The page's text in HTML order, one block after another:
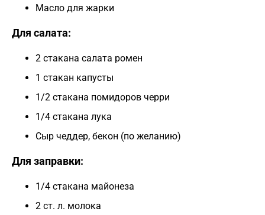
Масло для жарки
Для салата:
2 стакана салата ромен
1 стакан капусты
1/2 стакана помидоров черри
1/4 стакана лука
Сыр чеддер, бекон (по желанию)
Для заправки:
1/4 стакана майонеза
2 ст. л. молока